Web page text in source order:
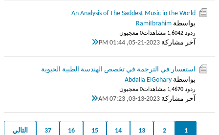
An Analysis of The Saddest Music in the World
بواسطة RamiIbrahim
ردود 2 1,604 مشاهدات 0 معجبون
آخر مشاركة 05-21-2023, 01:44 PM
استفسار في الترجمة في تخصص الهندسة الطبية الحيوية
بواسطة Abdalla ElGohary
ردود 0 1,467 مشاهدات 0 معجبون
آخر مشاركة 03-13-2023, 07:23 AM
1
2
13
14
15
16
37 التالي